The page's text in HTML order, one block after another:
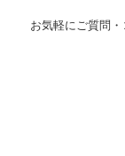
お気軽にご質問・